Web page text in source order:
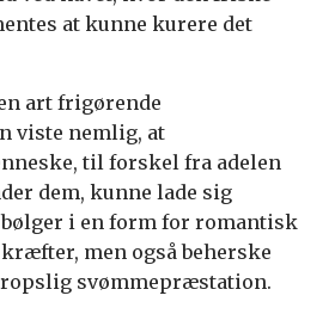
at kunne kurere det
art frigørende
viste nemlig, at
til forskel fra adelen
dem, kunne lade sig
bølger i en form for romantisk
men også beherske
svømmepræstation.